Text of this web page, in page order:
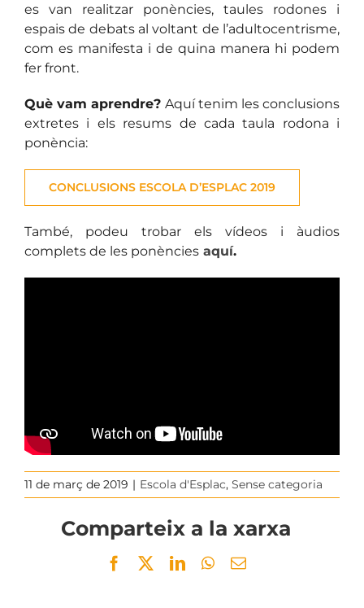
es van realitzar ponències, taules rodones i
espais de debats al voltant de l’adultocentrisme,
com es manifesta i de quina manera hi podem
fer front.
Què vam aprendre? Aquí tenim les conclusions
extretes i els resums de cada taula rodona i
ponència:
CONCLUSIONS ESCOLA D’ESPLAC 2019
També, podeu trobar els vídeos i àudios
complets de les ponències aquí.
11 de març de 2019 | Escola d'Esplac, Sense categoria
Comparteix a la xarxa
Facebook
TwitterLinkedInWhatsApp
Email